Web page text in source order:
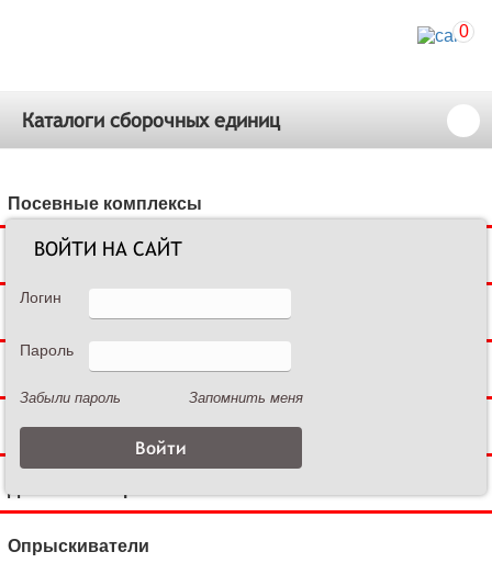
0
Каталоги сборочных единиц
Посевные комплексы
Сеялки зерновые
Сеялки пропашные
Культиваторы междурядные
Культиваторы сплошной обработки
Опрыскиватели
ВОЙТИ НА САЙТ
Логин
Пароль
Забыли пароль Запомнить меня